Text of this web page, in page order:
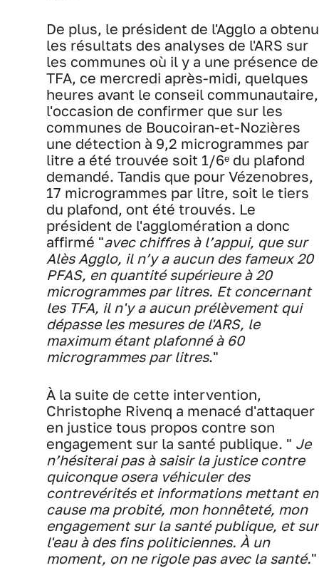
De plus, le président de l'Agglo a obtenu
les résultats des analyses de l'ARS sur
les communes où il y a une présence de
TFA, ce mercredi après-midi, quelques
heures avant le conseil communautaire,
l'occasion de confirmer que sur les
communes de Boucoiran-et-Nozières
une détection à 9,2 microgrammes par
litre a été trouvée soit 1/6ᵉ du plafond
demandé. Tandis que pour Vézenobres,
17 microgrammes par litre, soit le tiers
du plafond, ont été trouvés. Le
président de l'agglomération a donc
affirmé "avec chiffres à l’appui, que sur
Alès Agglo, il n’y a aucun des fameux 20
PFAS, en quantité supérieure à 20
microgrammes par litres. Et concernant
les TFA, il n'y a aucun prélèvement qui
dépasse les mesures de l'ARS, le
maximum étant plafonné à 60
microgrammes par litres."
À la suite de cette intervention,
Christophe Rivenq a menacé d'attaquer
en justice tous propos contre son
engagement sur la santé publique. " Je
n’hésiterai pas à saisir la justice contre
quiconque osera véhiculer des
contrevérités et informations mettant en
cause ma probité, mon honnêteté, mon
engagement sur la santé publique, et sur
l'eau à des fins politiciennes. À un
moment, on ne rigole pas avec la santé.